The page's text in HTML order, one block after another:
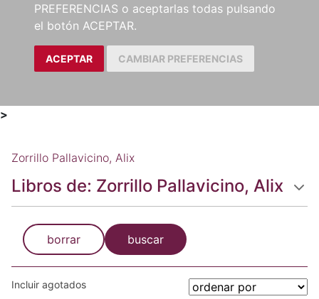
PREFERENCIAS o aceptarlas todas pulsando
el botón ACEPTAR.
ACEPTAR CAMBIAR PREFERENCIAS
>
Zorrillo Pallavicino, Alix
Libros de: Zorrillo Pallavicino, Alix
borrar buscar
Incluir agotados